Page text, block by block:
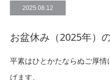
2025.08.12
お盆休み（2025年）
平素はひとかたならぬご厚
げます。